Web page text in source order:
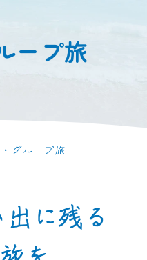
与論
イト
ープ旅
グループ旅
に残る